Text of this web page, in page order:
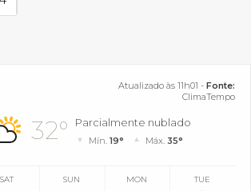
Atualizado às 11h01 - Fonte:
ClimaTempo
32° Parcialmente nublado
Mín.19° Máx. 35°
SAT SUN MON TUE